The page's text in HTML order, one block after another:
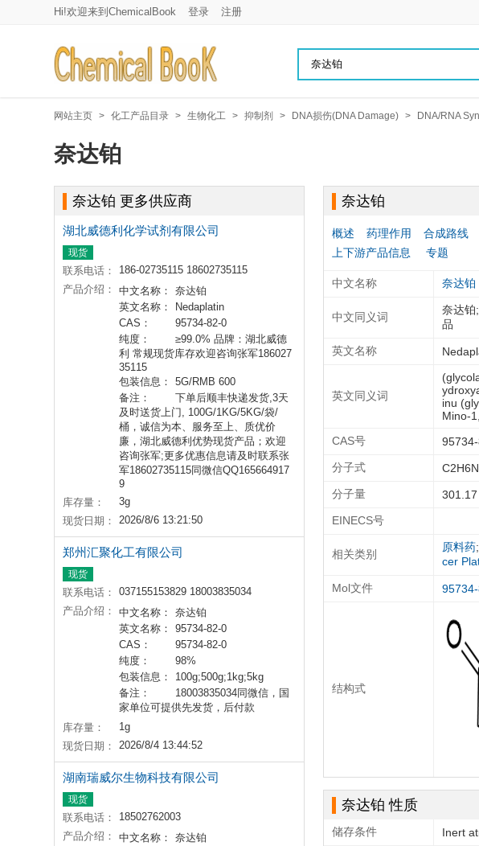
Hi!欢迎来到ChemicalBook 登录 注册
网站主页 > 化工产品目录 > 生物化工 > 抑制剂 > DNA损伤(DNA Damage) > DNA/RNA
奈达铂
奈达铂 更多供应商
湖北威德利化学试剂有限公司
现货
联系电话：
186-02735115 18602735115
产品介绍：
中文名称：
奈达铂
英文名称：
Nedaplatin
CAS：
95734-82-0
纯度：
≥99.0% 品牌：湖北威德
利 常规现货库存欢迎咨询张军186027
35115
包装信息：
5G/RMB 600
备注：
下单后顺丰快递发货,3天
及时送货上门, 100G/1KG/5KG/袋/
桶，诚信为本、服务至上、质优价
廉，湖北威德利优势现货产品；欢迎
咨询张军;更多优惠信息请及时联系张
军18602735115同微信QQ165664917
9
库存量：
3g
现货日期：
2026/8/6 13:21:50
郑州汇聚化工有限公司
现货
联系电话：
037155153829 18003835034
产品介绍：
中文名称：
奈达铂
英文名称：
95734-82-0
CAS：
95734-82-0
纯度：
98%
包装信息：
100g;500g;1kg;5kg
备注：
18003835034同微信，国
家单位可提供先发货，后付款
库存量：
1g
现货日期：
2026/8/4 13:44:52
湖南瑞威尔生物科技有限公司
现货
联系电话：
18502762003
产品介绍：
中文名称：
奈达铂
奈达铂
概述 药理作用 合成路线
上下游产品信息
专题
中文名称 奈达铂
中文同义词
奈达铂
品
英文名称
英文同义词
inu
Mino-
CAS号
分子式
分子量
301.17
EINECS号
相关类别
原料药;
cer
Mol文件
结构式
奈达铂 性质
储存条件 Inert